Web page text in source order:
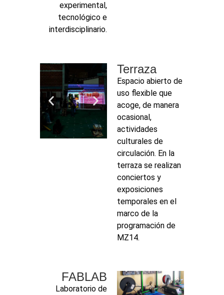
experimental,
tecnológico e
interdisciplinario.
Terraza
Espacio abierto de
uso flexible que
acoge, de manera
ocasional,
actividades
culturales de
circulación. En la
terraza se realizan
conciertos y
exposiciones
temporales en el
marco de la
programación de
MZ14.
FABLAB
Laboratorio de